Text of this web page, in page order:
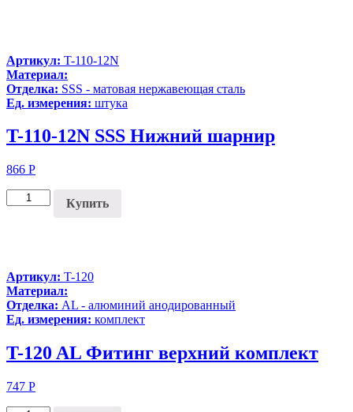
Артикул: T-110-12N
Материал:
Отделка: SSS - матовая нержавеющая сталь
Ед. измерения: штука
T-110-12N SSS Нижний шарнир
866 Р
Купить
Артикул: T-120
Материал:
Отделка: AL - алюминий анодированный
Ед. измерения: комплект
T-120 AL Фитинг верхний комплект
747 Р